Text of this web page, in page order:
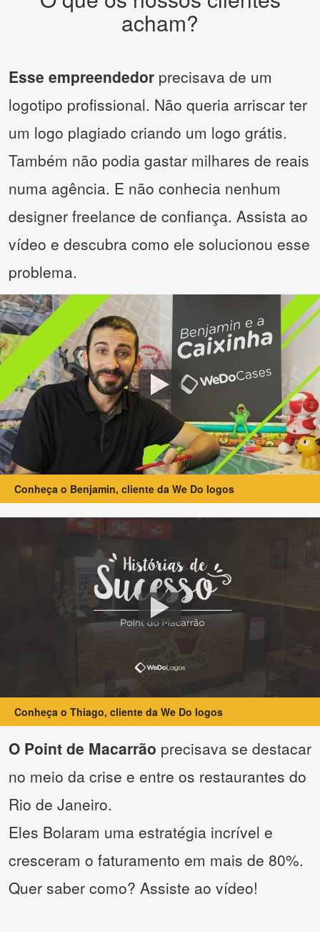
acham?
Esse empreendedor precisava de um
logotipo profissional. Não queria arriscar ter
um logo plagiado criando um logo grátis.
Também não podia gastar milhares de reais
numa agência. E não conhecia nenhum
designer freelance de confiança. Assista ao
vídeo e descubra como ele solucionou esse
problema.
Conheça o Benjamin, cliente da We Do logos
Conheça o Thiago, cliente da We Do logos
O Point de Macarrão precisava se destacar
no meio da crise e entre os restaurantes do
Rio de Janeiro.
Eles Bolaram uma estratégia incrível e
cresceram o faturamento em mais de 80%.
Quer saber como? Assiste ao vídeo!